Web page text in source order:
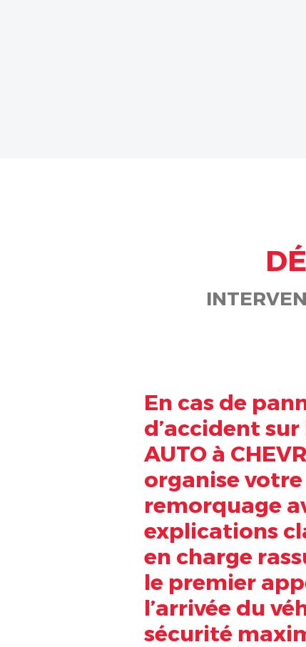
En cas de
d’accident
AUTO à
organise
remorquage
explications
en charge
le premier
l’arrivée du
sécurité